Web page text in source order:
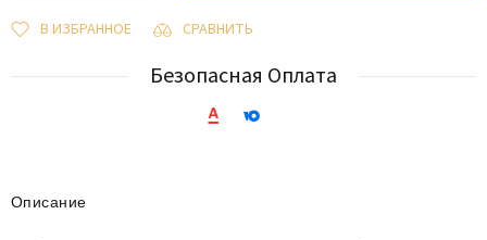
В ИЗБРАННОЕ СРАВНИТЬ
Безопасная Оплата
Описание